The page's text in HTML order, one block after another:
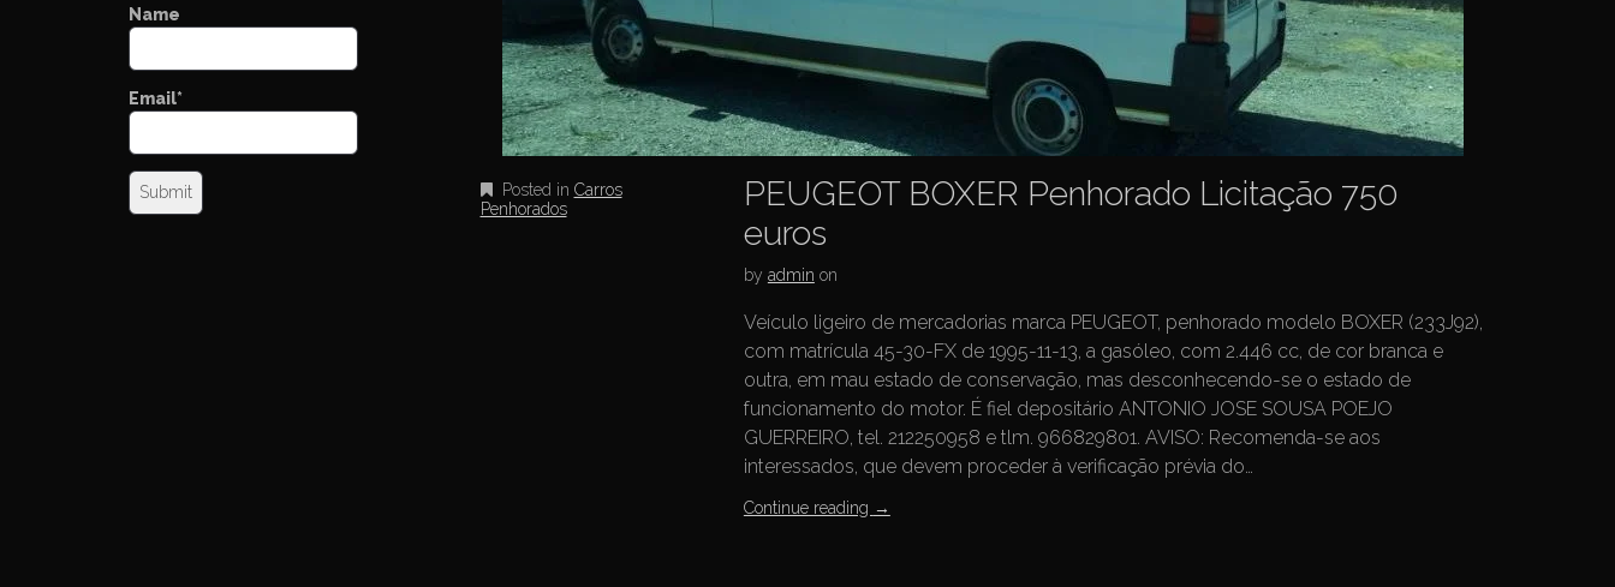
Posted in Carros
Penhorados
PEUGEOT BOXER Penhorado Licitação 750
euros
by admin on
Veículo ligeiro de mercadorias marca PEUGEOT, penhorado modelo BOXER (233J92),
com matrícula 45-30-FX de 1995-11-13, a gasóleo, com 2.446 cc, de cor branca e
outra, em mau estado de conservação, mas desconhecendo-se o estado de
funcionamento do motor. É fiel depositário ANTONIO JOSE SOUSA POEJO
GUERREIRO, tel. 212250958 e tlm. 966829801. AVISO: Recomenda-se aos
interessados, que devem proceder à verificação prévia do…
Continue reading →
Name
Email*